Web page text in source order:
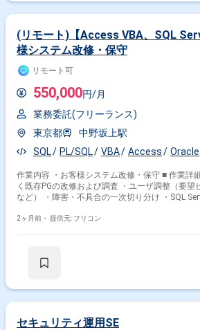
(リモート)【Access VBA、SQL
様システム改修・保守
リモート可
550,000円/月
業務委託(フリーランス)
東京都
中野坂上駅
SQL
PL/SQL VBA Access Oracle
作業内容 ・お客様システム改修・保守 ■ 作業詳
く既存PGの改修および調査 ・ユーザ調整（要望
など） ・障害・不具合の一次切り分け ・SQL
2ヶ月前・ 提供元: フリコン
セキュリティ運用SE